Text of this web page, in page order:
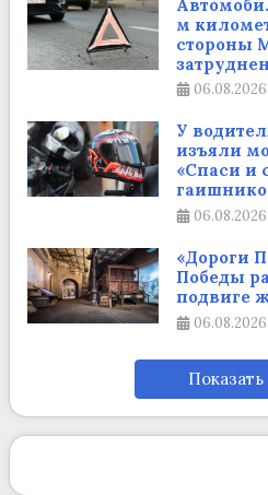
м
стороны
06.08.2026
У
изъяли
«Спаси и
06.08.2026
«Дороги
Победы
подвиге
06.08.2026